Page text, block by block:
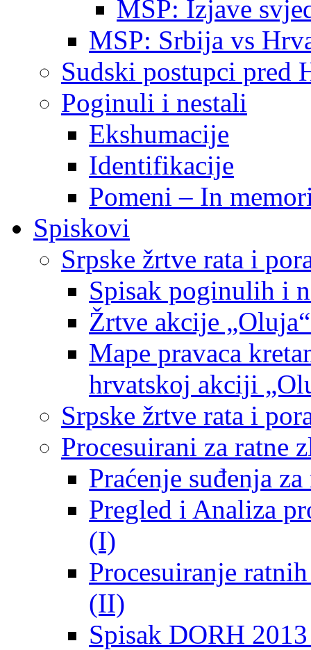
MSP: Izjave
MSP: Srbija vs
Sudski postupci pred
Poginuli i nestali
Ekshumacije
Identifikacije
Pomeni – In
Spiskovi
Srpske žrtve rata i
Spisak poginulih i
Žrtve akcije
Mape pravaca
hrvatskoj akciji
Srpske žrtve rata i
Procesuirani za ratne
Praćenje suđenja
Pregled i Analiza
(I)
Procesuiranje
(II)
Spisak DORH